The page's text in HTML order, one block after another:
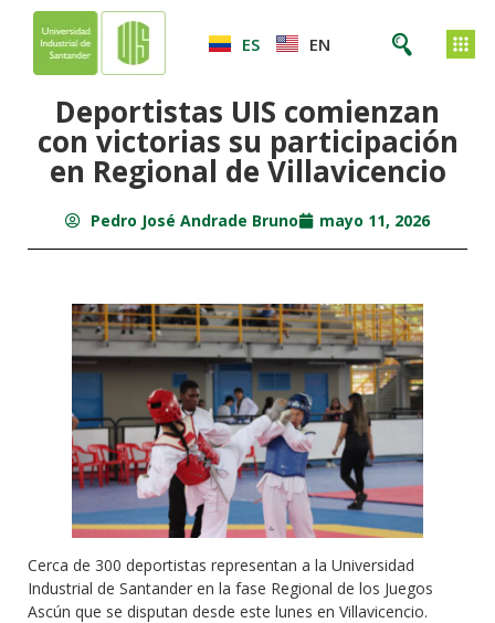
ES EN
Deportistas UIS comienzan
con victorias su participación
en Regional de Villavicencio
Pedro José Andrade Bruno mayo 11, 2026
Cerca de 300 deportistas representan a la Universidad
Industrial de Santander en la fase Regional de los Juegos
Ascún que se disputan desde este lunes en Villavicencio.